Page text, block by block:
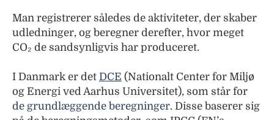
Man registrerer således de aktiviteter, der skaber
udledninger, og beregner derefter, hvor meget
CO₂ de sandsynligvis har produceret.
I Danmark er det DCE (Nationalt Center for Miljø
og Energi ved Aarhus Universitet), som står for
de grundlæggende beregninger. Disse baserer sig